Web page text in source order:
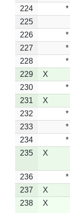
224
*
225
226
*
227
*
228
*
229
X
230
*
231
X
232
*
233
*
234
*
235
X
236 *
237
X
238
X